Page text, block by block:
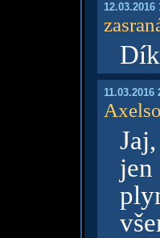
12.03.2016
11.03.2016